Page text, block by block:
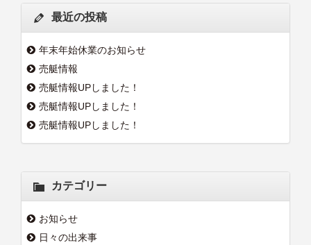
最近の投稿
年末年始休業のお知らせ
売艇情報
売艇情報UPしました！
売艇情報UPしました！
売艇情報UPしました！
カテゴリー
お知らせ
日々の出来事